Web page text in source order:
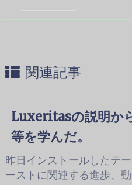
関連記事
Luxeritasの説明か
等を学んだ。
昨日インストールしたテ
ーストに関連する進歩、